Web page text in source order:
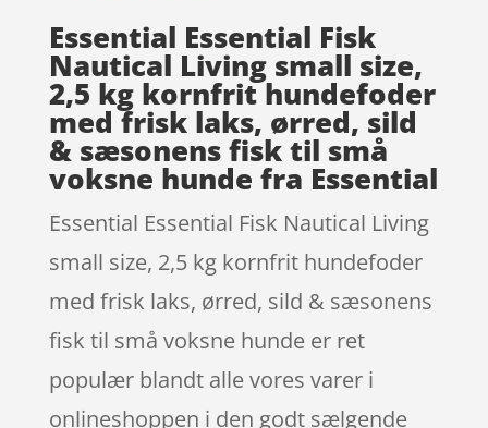
Essential Essential Fisk
Nautical Living small size,
2,5 kg kornfrit hundefoder
med frisk laks, ørred, sild
& sæsonens fisk til små
voksne hunde fra Essential
Essential Essential Fisk Nautical Living
small size, 2,5 kg kornfrit hundefoder
med frisk laks, ørred, sild & sæsonens
fisk til små voksne hunde er ret
populær blandt alle vores varer i
onlineshoppen i den godt sælgende